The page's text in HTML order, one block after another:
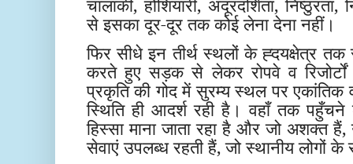
चालाकी, होशियारी, अदूरदर्शिता,
से इसका दूर-दूर तक कोई लेना देना नहीं।
फिर सीधे इन तीर्थ स्थलों के ह्दयक्षेत्र
करते हुए सड़क से लेकर रोपवे व रिजोर्टों
प्रकृति की गोद में सुरम्य स्थल पर एकांतिक
स्थिति ही आदर्श रही है। वहाँ तक
हिस्सा माना जाता रहा है और जो अशक्त
सेवाएं उपलब्ध रहती हैं, जो स्थानीय लोगों के